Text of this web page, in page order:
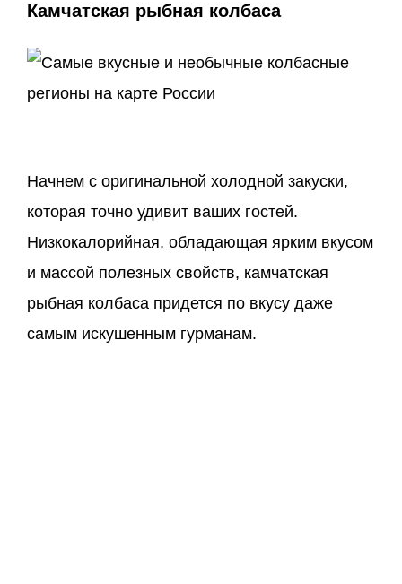
Камчатская рыбная колбаса
Начнем с оригинальной холодной закуски,
которая точно удивит ваших гостей.
Низкокалорийная, обладающая ярким вкусом
и массой полезных свойств, камчатская
рыбная колбаса придется по вкусу даже
самым искушенным гурманам.